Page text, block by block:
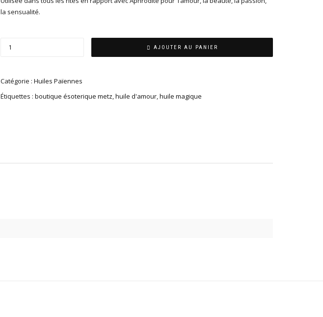
la sensualité.
AJOUTER AU PANIER
Catégorie : Huiles Païennes
Étiquettes : boutique ésoterique metz,huile d'amour,huile magique